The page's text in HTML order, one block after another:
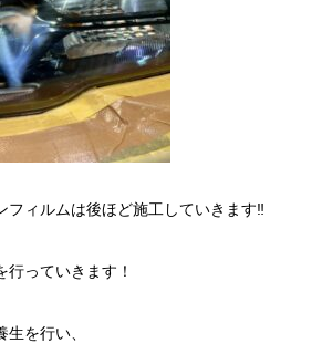
フィルムは後ほど施工していきます‼️
っていきます！
を行い、